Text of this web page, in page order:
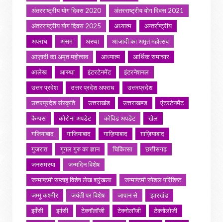
अंतरराष्ट्रीय योग दिवस 2020
अंतरराष्ट्रीय योग दिवस 2021
अंतरराष्ट्रीय योग दिवस 2025
अध्यात्म
अन्तर्राष्ट्रीय
अपराध
असम अस्था
आजादी का अमृत महोत्सव
आज़ादी का अमृत महोत्सव
आध्यात्म
आर्थिक समाचार
आलेख
आस्था इंटरटेनमेंट
इंटरनेशनल
उत्तर प्रदेश
उत्तर प्रदेश अपराध
उत्तरप्रदेश
उत्तरप्रदेश संस्कृति
उत्तराखंड उत्तराखण्ड
एंटरटेनमेंट
कैम्पस
कोरोना अपडेट कोविड अपडेट
खेल
गजियाबाद
गाजियाबाद गाज़ियाबाद
ग़ाज़ियाबाद
गुजरात
गूगल गुरु का ज्ञान चिकित्सा
छत्तीसगढ़
जनसमस्या
जन्मदिन विशेष
जन्माष्टमी सप्ताह विशेष लेख श्रृंखला
जन्माष्टमी स्पेशल परिशिष्ट
जम्मू कश्मीर
जयंती पर विशेष जापान से
झारखंड
झाँसी
झांसी टेक्नॉलॉजी टेक्नोलॉजी
टेक्नोलोजी